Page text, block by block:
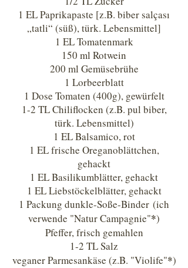
1 EL Paprikapaste [z.B. biber salçası
„tatli“ (süß), türk. Lebensmittel]
1 EL Tomatenmark
150 ml Rotwein
200 ml Gemüsebrühe
1 Lorbeerblatt
1 Dose Tomaten (400g), gewürfelt
1-2 TL Chiliflocken (z.B. pul biber,
türk. Lebensmittel)
1 EL Balsamico, rot
1 EL frische Oreganoblättchen,
gehackt
1 EL Basilikumblätter, gehackt
1 EL Liebstöckelblätter, gehackt
1 Packung dunkle-Soße-Binder (ich
verwende "Natur Campagnie"*)
Pfeffer, frisch gemahlen
1-2 TL Salz
veganer Parmesankäse (z.B. "Violife"*)